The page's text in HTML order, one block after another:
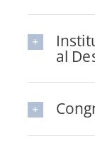
al